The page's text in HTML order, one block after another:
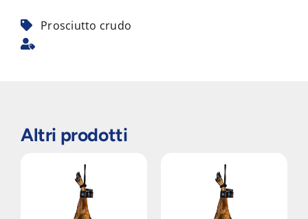
Prosciutto crudo
Altri prodotti